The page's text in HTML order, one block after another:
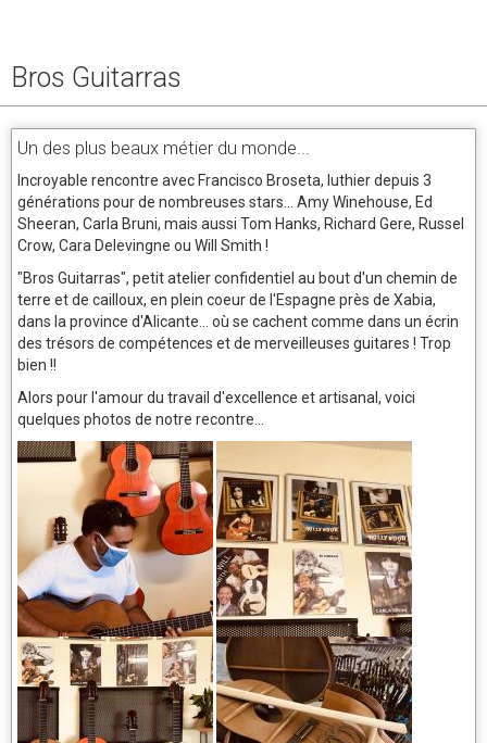
Bros Guitarras
Un des plus beaux métier du monde...
Incroyable rencontre avec Francisco Broseta, luthier depuis 3
générations pour de nombreuses stars... Amy Winehouse, Ed
Sheeran, Carla Bruni, mais aussi Tom Hanks, Richard Gere, Russel
Crow, Cara Delevingne ou Will Smith !
"Bros Guitarras", petit atelier confidentiel au bout d'un chemin de
terre et de cailloux, en plein coeur de l'Espagne près de Xabia,
dans la province d'Alicante... où se cachent comme dans un écrin
des trésors de compétences et de merveilleuses guitares ! Trop
bien !!
Alors pour l'amour du travail d'excellence et artisanal, voici
quelques photos de notre recontre...